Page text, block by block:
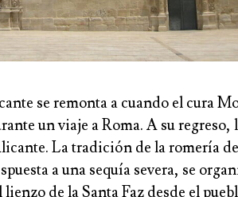
se remonta a cuando el cura
un viaje a Roma. A su regreso,
La tradición de la romería
a una sequía severa, se
de la Santa Faz desde el